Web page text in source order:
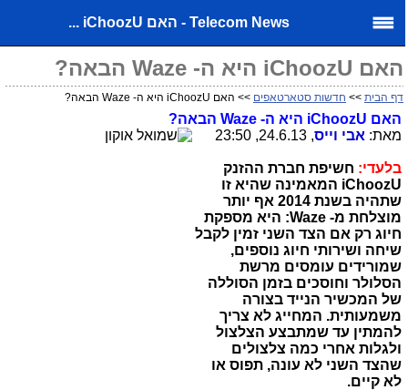
Telecom News - האם iChoozU ...
האם iChoozU היא ה- Waze הבאה?
דף הבית>> חדשות סטארטאפים>> האם iChoozU היא ה- Waze הבאה?
האם iChoozUהיא ה- Wazeהבאה?
מאת: אבי וייס, 24.6.13, 23:50
בלעדי:חשיפת חברת ההזנק
iChoozUהמאמינה שהיא זו
שתהיה בשנת 2014 אף יותר
מוצלחת מ- Waze: היא מספקת
חיוג רק אם הצד השני זמין לקבל
שיחה ושירותי חיוג נוספים,
שמורידים עומסים מרשת
הסלולר וחוסכים בזמן הסוללה
של המכשיר הנייד בצורה
משמעותית. המחייג לא צריך
להמתין עד שמתבצע הצלצול
ולגלות אחרי כמה צלצולים
שהצד השני לא עונה, תפוס או
לא קיים.